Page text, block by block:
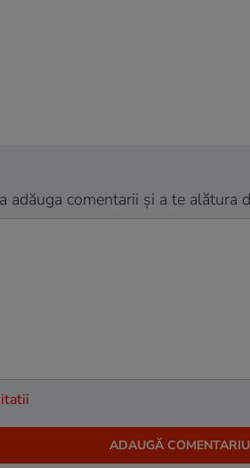
adăuga comentarii și a te alătura